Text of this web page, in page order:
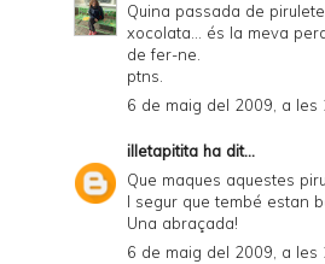
Quina passada de
xocolata... és la meva
de fer-ne.
ptns.
6 de maig del 2009, a les
illetapitita ha dit...
Que maques aquestes
I segur que tembé estan
Una abraçada!
6 de maig del 2009, a les